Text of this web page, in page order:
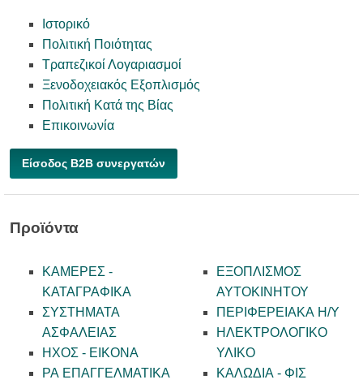
Ιστορικό
Πολιτική Ποιότητας
Τραπεζικοί Λογαριασμοί
Ξενοδοχειακός Εξοπλισμός
Πολιτική Κατά της Βίας
Επικοινωνία
Είσοδος B2B συνεργατών
Προϊόντα
ΚΑΜΕΡΕΣ -
KATAΓΡΑΦΙΚΑ
ΣΥΣΤΗΜΑΤΑ
ΑΣΦΑΛΕΙΑΣ
ΗΧΟΣ - ΕΙΚΟΝΑ
PA ΕΠΑΓΓΕΛΜΑΤΙΚΑ
ΕΞΟΠΛΙΣΜΟΣ
ΑΥΤΟΚΙΝΗΤΟΥ
ΠΕΡΙΦΕΡΕΙΑΚΑ Η/Υ
ΗΛΕΚΤΡΟΛΟΓΙΚΟ
ΥΛΙΚΟ
ΚΑΛΩΔΙΑ - ΦΙΣ